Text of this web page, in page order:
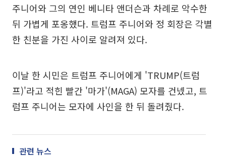
주니어와 그의 연인 베니타 앤더슨과 차례로 악수한
뒤 가볍게 포옹했다. 트럼프 주니어와 정 회장은 각별
한 친분을 가진 사이로 알려져 있다.
이날 한 시민은 트럼프 주니어에게 'TRUMP(트럼
프)'라고 적힌 빨간 '마가'(MAGA) 모자를 건넸고, 트
럼프 주니어는 모자에 사인을 한 뒤 돌려줬다.
관련 뉴스